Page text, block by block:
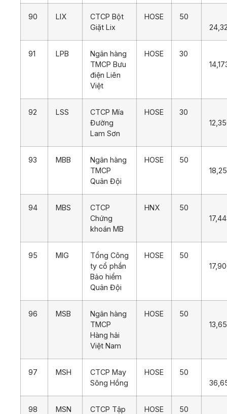
90 LIX
CTCP Bột
Giặt Lix
HOSE
50
91 LPB
Ngân hàng
TMCP Bưu
điện Liên
Việt
HOSE
30
92 LSS
CTCP Mía
Đường
Lam Sơn
HOSE
30
93 MBB
Ngân hàng
TMCP
Quân Đội
HOSE
50
94 MBS
CTCP
Chứng
khoán MB
HNX
50
95 MIG
Tổng Công
ty cổ phần
Bảo hiểm
Quân Đội
HOSE
50
96 MSB
Ngân hàng
TMCP
Hàng hải
Việt Nam
HOSE
50
97 MSH
CTCP May
Sông Hồng
HOSE
50
98 MSN
CTCP Tập
HOSE
50